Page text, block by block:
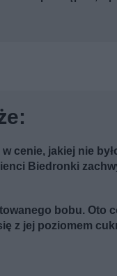
cenie, jakiej nie
Biedronki
bobu. Oto
z jej poziomem